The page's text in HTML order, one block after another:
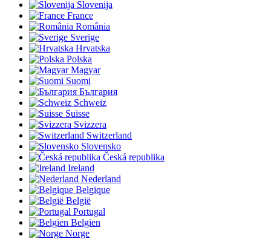
Slovenija
France
România
Sverige
Hrvatska
Polska
Magyar
Suomi
България
Schweiz
Suisse
Svizzera
Switzerland
Slovensko
Česká republika
Ireland
Nederland
Belgique
België
Portugal
Belgien
Norge